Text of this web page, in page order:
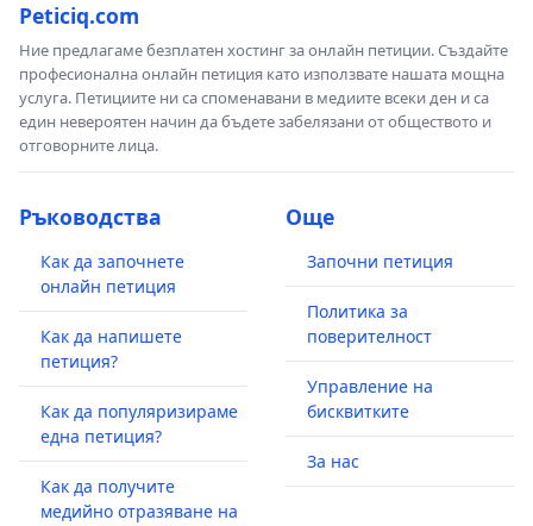
Peticiq.com
Ние предлагаме безплатен хостинг за онлайн петиции. Създайте
професионална онлайн петиция като използвате нашата мощна
услуга. Петициите ни са споменавани в медиите всеки ден и са
един невероятен начин да бъдете забелязани от обществото и
отговорните лица.
Ръководства
Как да започнете
онлайн петиция
Как да напишете
петиция?
Как да популяризираме
една петиция?
Как да получите
медийно отразяване на
Още
Започни петиция
Политика за
поверителност
Управление на
бисквитките
За нас